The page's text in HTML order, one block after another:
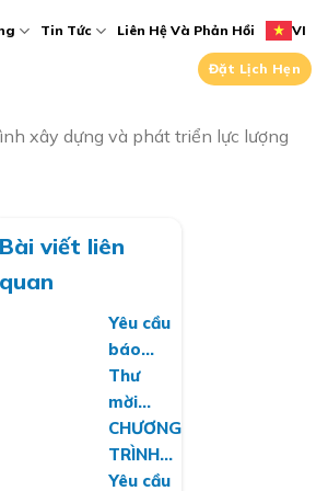
Tin Tức Liên Hệ Và Phản Hồi VI
Đặt Lịch Hẹn
xây dựng và phát triển lực lượng
Bài viết liên
quan
Yêu cầu
báo
giá về
việc
cung
cấp
phần
Thư
mời
chào
giá
dịch vụ
CHƯƠNG
TRÌNH
HIẾN
Yêu cầu